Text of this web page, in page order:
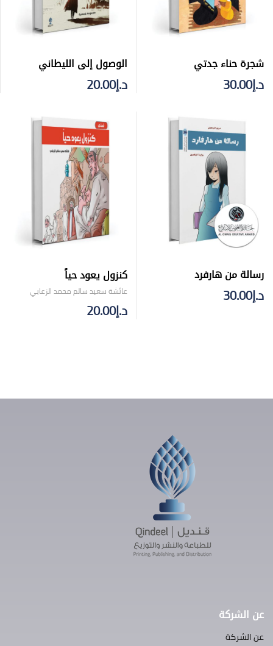
شجرة حناء جدتي
د.إ30.00
الوصول إلى الليطاني
د.إ20.00
رسالة من هارفرد
د.إ30.00
كنزول يعود حياً
عائشة سعيد سالم محمد الزعابي
د.إ20.00
عن الشركة
عن الشركة